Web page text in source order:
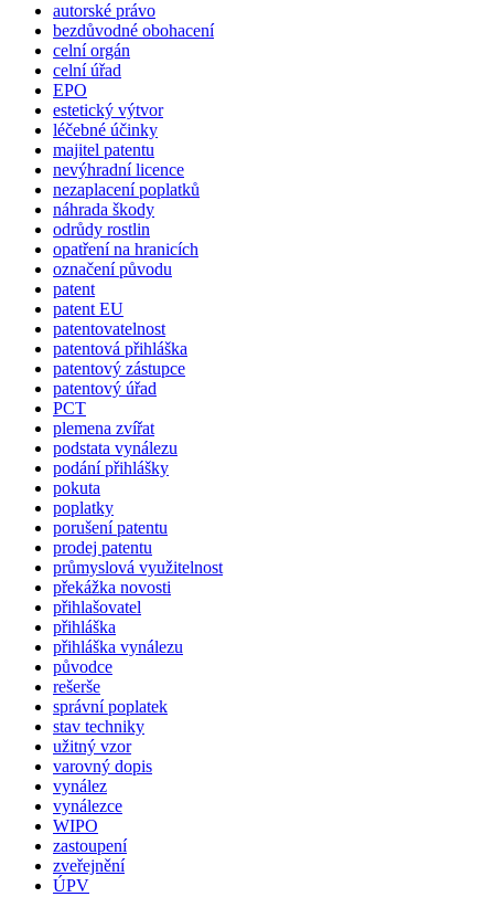
autorské právo
bezdůvodné obohacení
celní orgán
celní úřad
EPO
estetický výtvor
léčebné účinky
majitel patentu
nevýhradní licence
nezaplacení poplatků
náhrada škody
odrůdy rostlin
opatření na hranicích
označení původu
patent
patent EU
patentovatelnost
patentová přihláška
patentový zástupce
patentový úřad
PCT
plemena zvířat
podstata vynálezu
podání přihlášky
pokuta
poplatky
porušení patentu
prodej patentu
průmyslová využitelnost
překážka novosti
přihlašovatel
přihláška
přihláška vynálezu
původce
rešerše
správní poplatek
stav techniky
užitný vzor
varovný dopis
vynález
vynálezce
WIPO
zastoupení
zveřejnění
ÚPV